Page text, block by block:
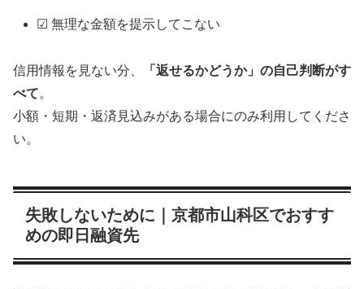
☑ 無理な金額を提示してこない
信用情報を見ない分、
「返せるかどうか」の自己判断がす
べて。
小額・短期・返済見込みがある場合にのみ利用してくださ
い。
失敗しないために｜京都市山科区でおすす
めの即日融資先